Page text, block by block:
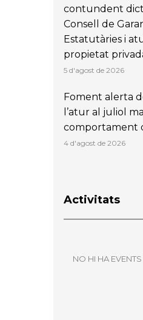
contundent
Consell de
Estatutàries i
propietat
5 d'agost de 2026
Foment alerta
l’atur al juliol
comportament
4 d'agost de 2026
Activitats
NO HI HA